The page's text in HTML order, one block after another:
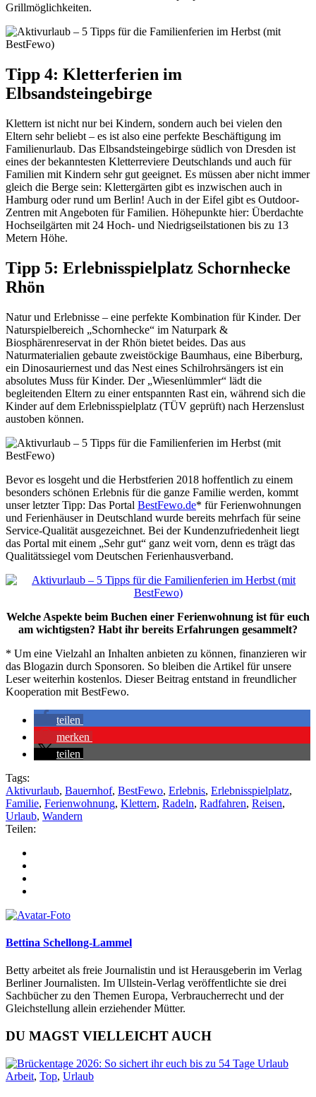
Grillmöglichkeiten.
Tipp 4: Kletterferien im
Elbsandsteingebirge
Klettern ist nicht nur bei Kindern, sondern auch bei vielen den
Eltern sehr beliebt – es ist also eine perfekte Beschäftigung im
Familienurlaub. Das Elbsandsteingebirge südlich von Dresden ist
eines der bekanntesten Kletterreviere Deutschlands und auch für
Familien mit Kindern sehr gut geeignet. Es müssen aber nicht immer
gleich die Berge sein: Klettergärten gibt es inzwischen auch in
Hamburg oder rund um Berlin! Auch in der Eifel gibt es Outdoor-
Zentren mit Angeboten für Familien. Höhepunkte hier: Überdachte
Hochseilgärten mit 24 Hoch- und Niedrigseilstationen bis zu 13
Metern Höhe.
Tipp 5: Erlebnisspielplatz Schornhecke
Rhön
Natur und Erlebnisse – eine perfekte Kombination für Kinder. Der
Naturspielbereich „Schornhecke“ im Naturpark &
Biosphärenreservat in der Rhön bietet beides. Das aus
Naturmaterialien gebaute zweistöckige Baumhaus, eine Biberburg,
ein Dinosauriernest und das Nest eines Schilrohrsängers ist ein
absolutes Muss für Kinder. Der „Wiesenlümmler“ lädt die
begleitenden Eltern zu einer entspannten Rast ein, während sich die
Kinder auf dem Erlebnisspielplatz (TÜV geprüft) nach Herzenslust
austoben können.
Bevor es losgeht und die Herbstferien 2018 hoffentlich zu einem
besonders schönen Erlebnis für die ganze Familie werden, kommt
unser letzter Tipp: Das Portal BestFewo.de* für Ferienwohnungen
und Ferienhäuser in Deutschland wurde bereits mehrfach für seine
Service-Qualität ausgezeichnet. Bei der Kundenzufriedenheit liegt
das Portal mit einem „Sehr gut“ ganz weit vorn, denn es trägt das
Qualitätssiegel vom Deutschen Ferienhausverband.
Welche Aspekte beim Buchen einer Ferienwohnung ist für euch
am wichtigsten? Habt ihr bereits Erfahrungen gesammelt?
* Um eine Vielzahl an Inhalten anbieten zu können, finanzieren wir
das Blogazin durch Sponsoren. So bleiben die Artikel für unsere
Leser weiterhin kostenlos. Dieser Beitrag entstand in freundlicher
Kooperation mit BestFewo.
teilen
merken
teilen
Tags:
Aktivurlaub, Bauernhof, BestFewo, Erlebnis, Erlebnisspielplatz,
Familie, Ferienwohnung, Klettern, Radeln, Radfahren, Reisen,
Urlaub, Wandern
Teilen:
Bettina Schellong-Lammel
Betty arbeitet als freie Journalistin und ist Herausgeberin im Verlag
Berliner Journalisten. Im Ullstein-Verlag veröffentlichte sie drei
Sachbücher zu den Themen Europa, Verbraucherrecht und der
Gleichstellung allein erziehender Mütter.
DU MAGST VIELLEICHT AUCH
Arbeit, Top, Urlaub